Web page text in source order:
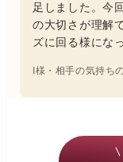
足しました。今
の大切さが理解
ズに回る様にな
I様・相手の気持ち